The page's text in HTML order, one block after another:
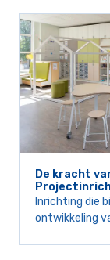
Lees meer
De kracht
Inrichting die
ontwikkeling